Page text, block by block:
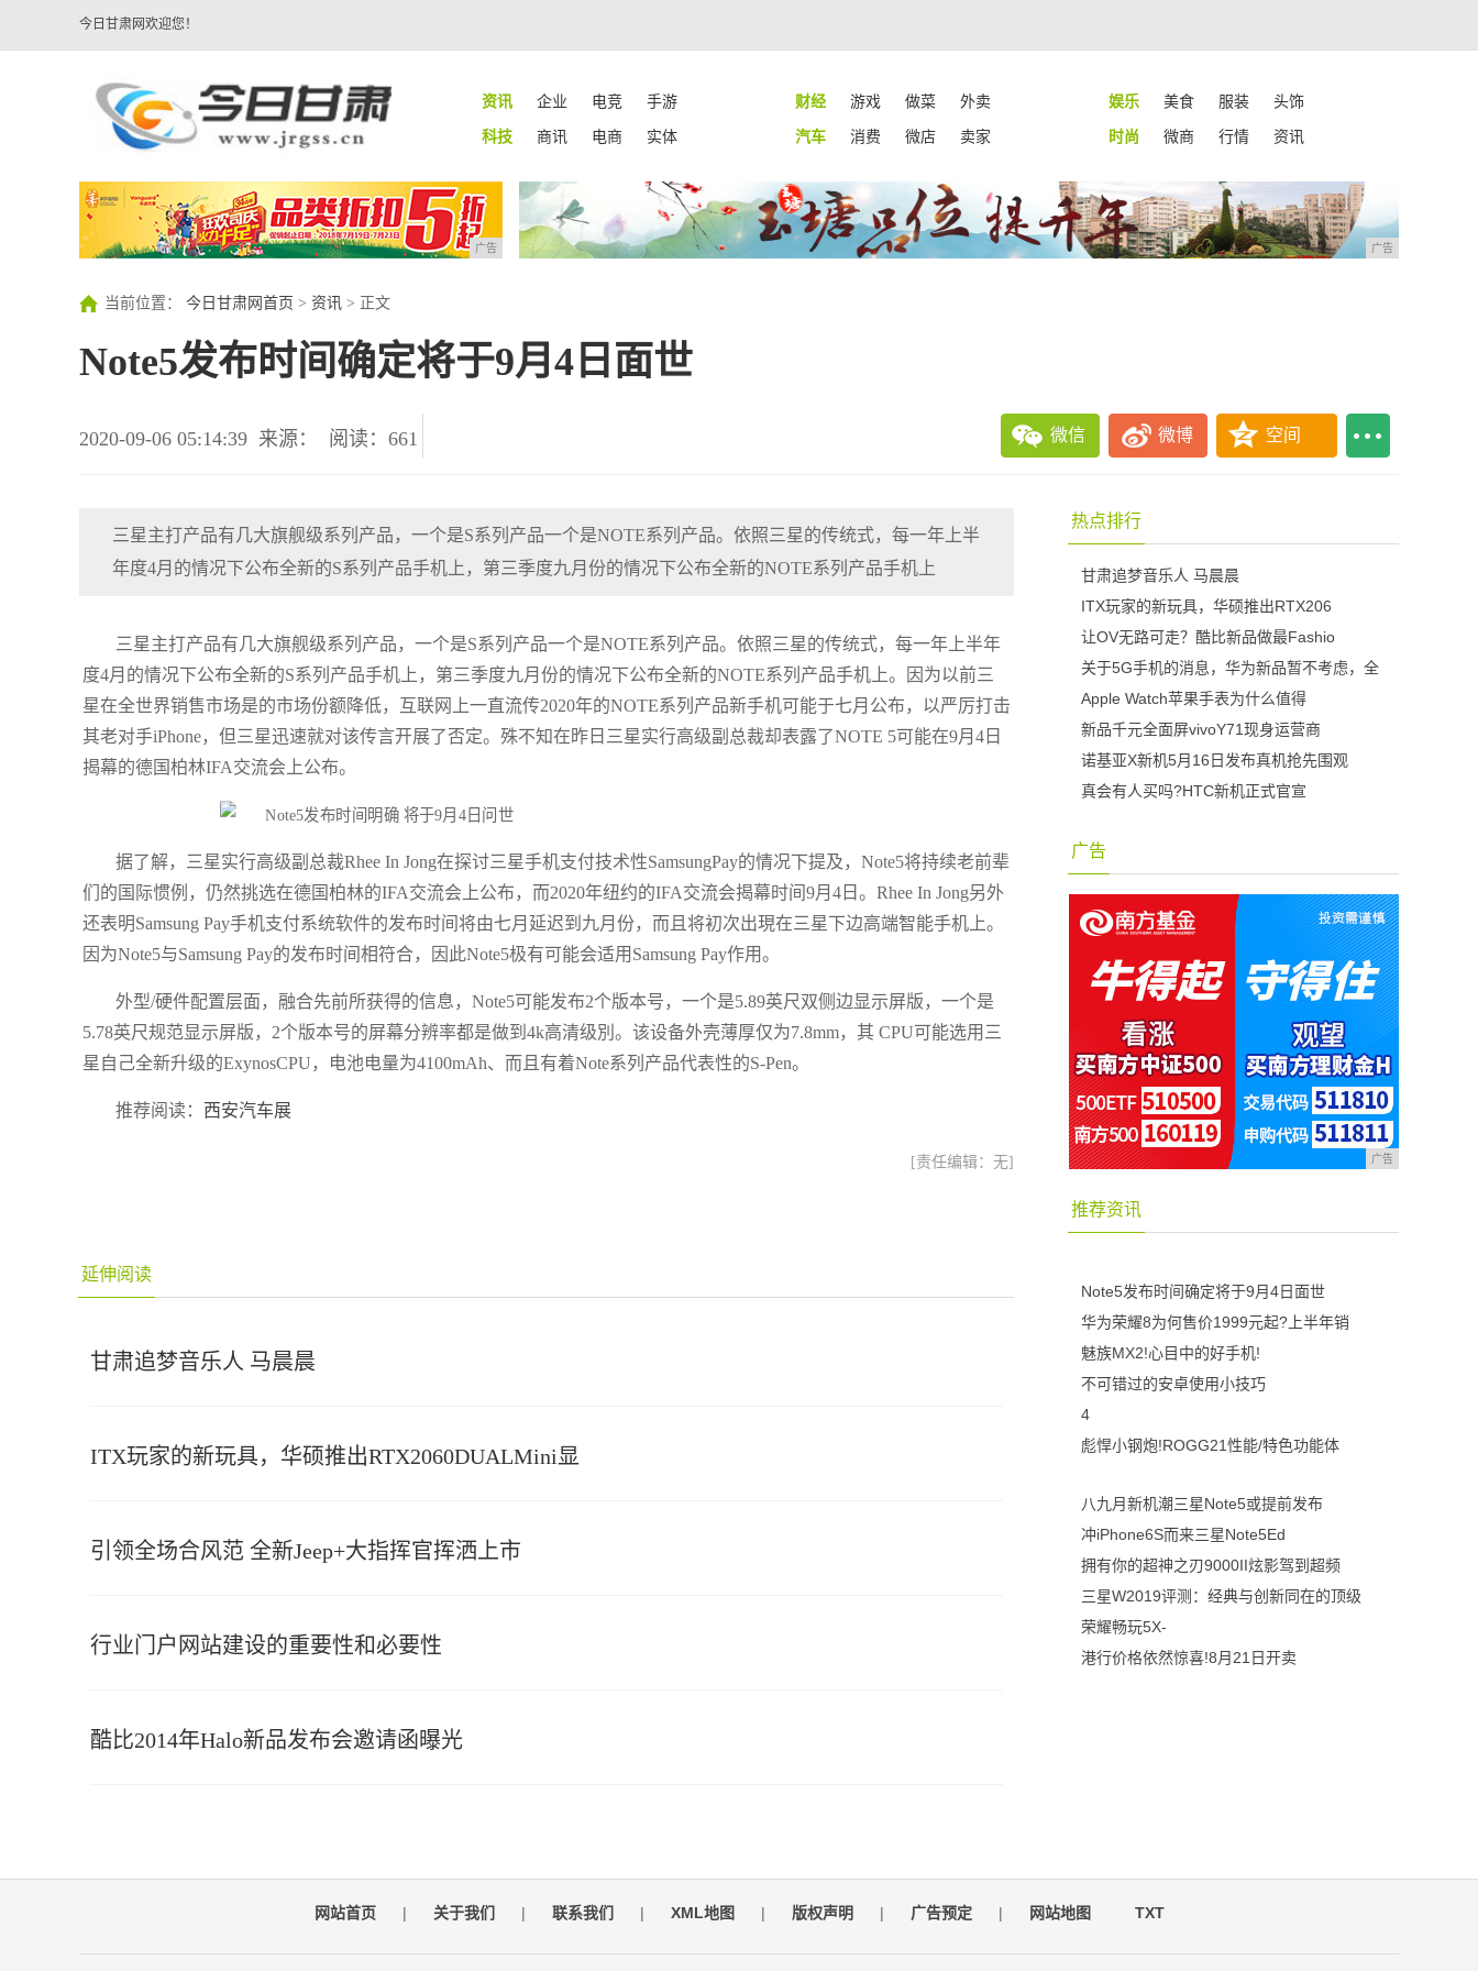
今日甘肃网欢迎您！
资讯 企业 电竞 手游 财经 游戏 做菜 外卖 娱乐 美食 服装
头饰
科技
商讯 电商 实体 汽车 消费 微店 卖家 时尚 微商 行情 资讯
广告 广告
当前位置： 今日甘肃网首页 > 资讯 > 正文
Note5发布时间确定将于9月4日面世
2020-09-06 05:14:39 来源： 阅读：661 微信 微博 空间
三星主打产品有几大旗舰级系列产品，一个是S系列产品一个是NOTE系列产品。依照三星的传统式，每一年上半
年度4月的情况下公布全新的S系列产品手机上，第三季度九月份的情况下公布全新的NOTE系列产品手机上
三星主打产品有几大旗舰级系列产品，一个是S系列产品一个是NOTE系列产品。依照三星的传统式，每一年上半年
度4月的情况下公布全新的S系列产品手机上，第三季度九月份的情况下公布全新的NOTE系列产品手机上。因为以前三
星在全世界销售市场是的市场份额降低，互联网上一直流传2020年的NOTE系列产品新手机可能于七月公布，以严厉打击
其老对手iPhone，但三星迅速就对该传言开展了否定。殊不知在昨日三星实行高级副总裁却表露了NOTE 5可能在9月4日
揭幕的德国柏林IFA交流会上公布。
据了解，三星实行高级副总裁Rhee In Jong在探讨三星手机支付技术性SamsungPay的情况下提及，Note5将持续老前辈
们的国际惯例，仍然挑选在德国柏林的IFA交流会上公布，而2020年纽约的IFA交流会揭幕时间9月4日。Rhee In Jong另外
还表明Samsung Pay手机支付系统软件的发布时间将由七月延迟到九月份，而且将初次出現在三星下边高端智能手机上。
因为Note5与Samsung Pay的发布时间相符合，因此Note5极有可能会适用Samsung Pay作用。
外型/硬件配置层面，融合先前所获得的信息，Note5可能发布2个版本号，一个是5.89英尺双侧边显示屏版，一个是
5.78英尺规范显示屏版，2个版本号的屏幕分辨率都是做到4k高清级別。该设备外壳薄厚仅为7.8mm，其 CPU可能选用三
星自己全新升级的ExynosCPU，电池电量为4100mAh、而且有着Note系列产品代表性的S-Pen。
推荐阅读： 西安汽车展
[责任编辑：无]
延伸阅读
甘肃追梦音乐人 马晨晨
ITX玩家的新玩具，华硕推出RTX2060DUALMini显
引领全场合风范 全新Jeep+大指挥官挥洒上市
行业门户网站建设的重要性和必要性
酷比2014年Halo新品发布会邀请函曝光
热点排行
甘肃追梦音乐人 马晨晨
ITX玩家的新玩具，华硕推出RTX206
让OV无路可走？酷比新品做最Fashio
关于5G手机的消息，华为新品暂不考虑，全
Apple Watch苹果手表为什么值得
新品千元全面屏vivoY71现身运营商
诺基亚X新机5月16日发布真机抢先围观
真会有人买吗?HTC新机正式官宣
广告
广告
推荐资讯
Note5发布时间确定将于9月4日面世
华为荣耀8为何售价1999元起?上半年销
魅族MX2!心目中的好手机!
不可错过的安卓使用小技巧
4
彪悍小钢炮!ROGG21性能/特色功能体
八九月新机潮三星Note5或提前发布
冲iPhone6S而来三星Note5Ed
拥有你的超神之刃9000II炫影驾到超频
三星W2019评测：经典与创新同在的顶级
荣耀畅玩5X-
港行价格依然惊喜!8月21日开卖
网站首页 | 关于我们 | 联系我们 | XML地图 | 版权声明 | 广告预定 | 网站地图 TXT